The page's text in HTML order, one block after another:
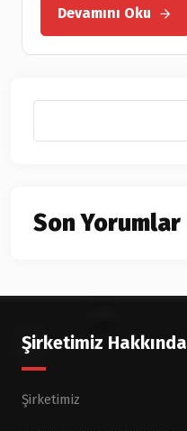
Devamını Oku
Son Yorumlar
Şirketimiz Hakkında
Şirketimiz